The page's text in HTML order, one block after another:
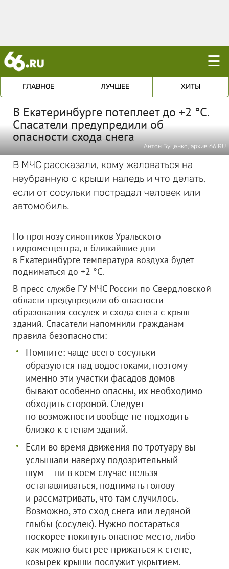
☰
ГЛАВНОЕ ЛУЧШЕЕ ХИТЫ
В Екатеринбурге потеплеет до +2 °С.
Спасатели предупредили об
опасности схода снега
Антон Буценко, архив 66.RU
В МЧС рассказали, кому жаловаться на
неубранную с крыши наледь и что делать,
если от сосульки пострадал человек или
автомобиль.
По прогнозу синоптиков Уральского
гидрометцентра, в ближайшие дни
в Екатеринбурге температура воздуха будет
подниматься до +2 °С.
В пресс-службе ГУ МЧС России по Свердловской
области предупредили об опасности
образования сосулек и схода снега с крыш
зданий. Спасатели напомнили гражданам
правила безопасности:
Помните: чаще всего сосульки
образуются над водостоками, поэтому
именно эти участки фасадов домов
бывают особенно опасны, их необходимо
обходить стороной. Следует
по возможности вообще не подходить
близко к стенам зданий.
Если во время движения по тротуару вы
услышали наверху подозрительный
шум — ни в коем случае нельзя
останавливаться, поднимать голову
и рассматривать, что там случилось.
Возможно, это сход снега или ледяной
глыбы (сосулек). Нужно постараться
поскорее покинуть опасное место, либо
как можно быстрее прижаться к стене,
козырек крыши послужит укрытием.